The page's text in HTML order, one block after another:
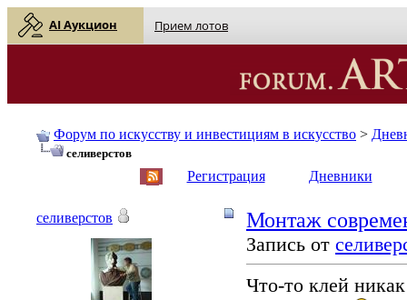
AI Аукцион Прием лотов
Форум по искусству и инвестициям в искусство >
селиверстов
Регистрация Дневники
Монтаж
Запись от
Что-то клей
селиверстов